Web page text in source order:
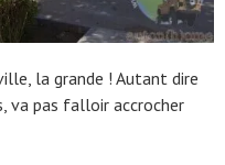
la grande ! Autant dire
va pas falloir accrocher